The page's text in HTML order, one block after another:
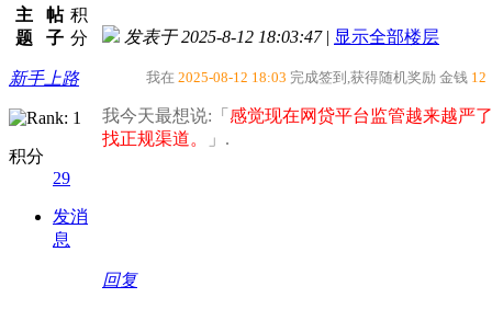
主
题
帖
子
积
分
新手上路
积分
29
发消
息
发表于 2025-8-12 18:03:47 | 显示全部楼层
我在 2025-08-12 18:03 完成签到,获得随机奖励 金钱 12
我今天最想说:「 感觉现在网贷平台监管越来越严
找正规渠道。​
」.
回复